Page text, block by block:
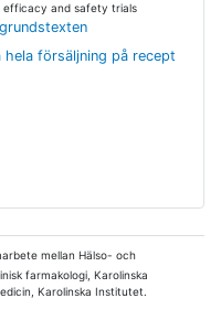
efficacy and safety trials
hela försäljning på recept
mellan Hälso- och
farmakologi, Karolinska
Karolinska Institutet.